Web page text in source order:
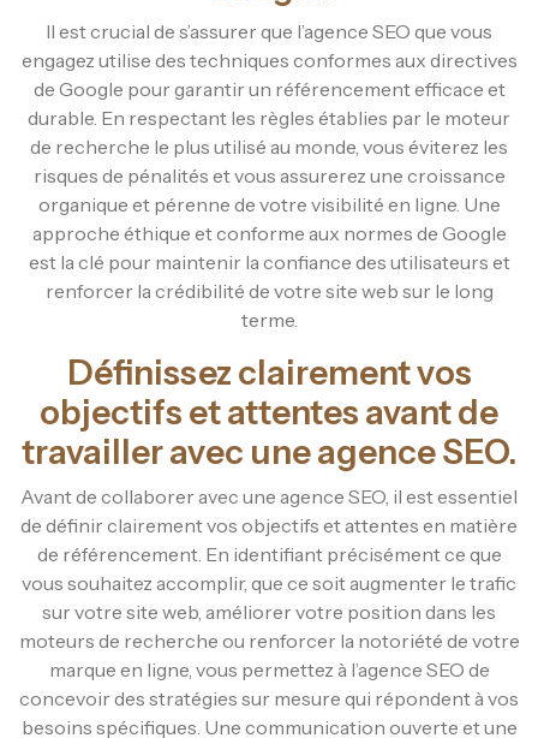
Il est crucial de s’assurer que l’agence SEO que vous
engagez utilise des techniques conformes aux directives
de Google pour garantir un référencement efficace et
durable. En respectant les règles établies par le moteur
de recherche le plus utilisé au monde, vous éviterez les
risques de pénalités et vous assurerez une croissance
organique et pérenne de votre visibilité en ligne. Une
approche éthique et conforme aux normes de Google
est la clé pour maintenir la confiance des utilisateurs et
renforcer la crédibilité de votre site web sur le long
terme.
Définissez clairement vos
objectifs et attentes avant de
travailler avec une agence SEO.
Avant de collaborer avec une agence SEO, il est essentiel
de définir clairement vos objectifs et attentes en matière
de référencement. En identifiant précisément ce que
vous souhaitez accomplir, que ce soit augmenter le trafic
sur votre site web, améliorer votre position dans les
moteurs de recherche ou renforcer la notoriété de votre
marque en ligne, vous permettez à l’agence SEO de
concevoir des stratégies sur mesure qui répondent à vos
besoins spécifiques. Une communication ouverte et une